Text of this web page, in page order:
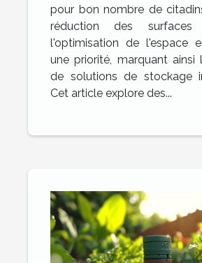
pour bon nombre de
réduction des surfaces
l'optimisation de l'espace
une priorité, marquant ainsi
de solutions de stockage
Cet article explore des...